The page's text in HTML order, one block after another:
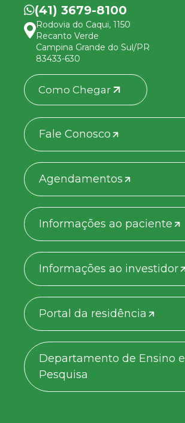
(41) 3679-8100
Rodovia do Caqui, 1150
Recanto Verde
Campina Grande do Sul/PR
83433-630
Como Chegar
Fale Conosco
Agendamentos
Informações ao paciente
Informações ao investidor
Portal da residência
Departamento de Ensino e
Pesquisa